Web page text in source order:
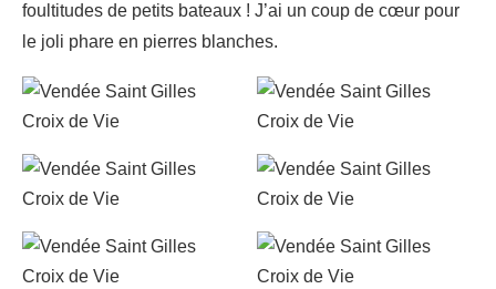
foultitudes de petits bateaux ! J’ai un coup de cœur pour
le joli phare en pierres blanches.